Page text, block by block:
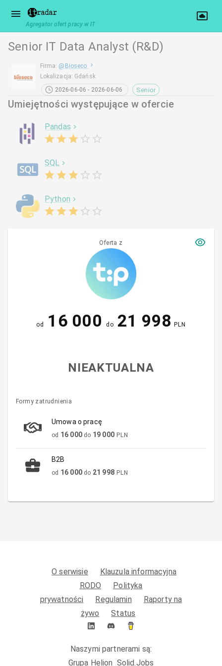
Agregator ofert pracy w IT
Senior IT Data Analyst (R&D)
Firma: @ Bioseco
Lokalizacja: Gdańsk
2026-06-06 - 2026-06-06
Senior
Umiejętności występujące w ofercie
Pandas
SQL
Python
Oferta z
od 16 000 do 21 998 PLN
NIEAKTUALNA
Formy zatrudnienia
Umowa o pracę
od 16 000 do 19 000 PLN
B2B
od 16 000 do 21 998 PLN
O serwisie
Klauzula informacyjna
RODO
Polityka
prywatności
Regulamin
Raporty na
żywo
Status
Naszymi partnerami są:
Grupa Helion Solid.Jobs